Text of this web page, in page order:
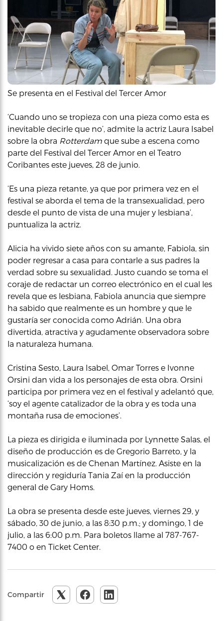
Se presenta en el Festival del Tercer Amor
‘Cuando uno se tropieza con una pieza como esta es
inevitable decirle que no’, admite la actriz Laura Isabel
sobre la obra Rotterdam que sube a escena como
parte del Festival del Tercer Amor en el Teatro
Coribantes este jueves, 28 de junio.
‘Es una pieza retante, ya que por primera vez en el
festival se aborda el tema de la transexualidad, pero
desde el punto de vista de una mujer y lesbiana’,
puntualiza la actriz.
Alicia ha vivido siete años con su amante, Fabiola, sin
poder regresar a casa para contarle a sus padres la
verdad sobre su sexualidad. Justo cuando se toma el
coraje de redactar un correo electrónico en el cual les
revela que es lesbiana, Fabiola anuncia que siempre
ha sabido que realmente es un hombre y que le
gustaría ser conocida como Adrián. Una obra
divertida, atractiva y agudamente observadora sobre
la naturaleza humana.
Cristina Sesto, Laura Isabel, Omar Torres e Ivonne
Orsini dan vida a los personajes de esta obra. Orsini
participa por primera vez en el festival y adelantó que,
‘soy el agente catalizador de la obra y es toda una
montaña rusa de emociones’.
La pieza es dirigida e iluminada por Lynnette Salas, el
diseño de producción es de Gregorio Barreto, y la
musicalización es de Chenan Martínez. Asiste en la
dirección y regiduría Tania Zaí en la producción
general de Gary Homs.
La obra se presenta desde este jueves, viernes 29, y
sábado, 30 de junio, a las 8:30 p.m.; y domingo, 1 de
julio, a las 6:00 p.m. Para boletos llame al 787-767-
7400 o en Ticket Center.
Compartir